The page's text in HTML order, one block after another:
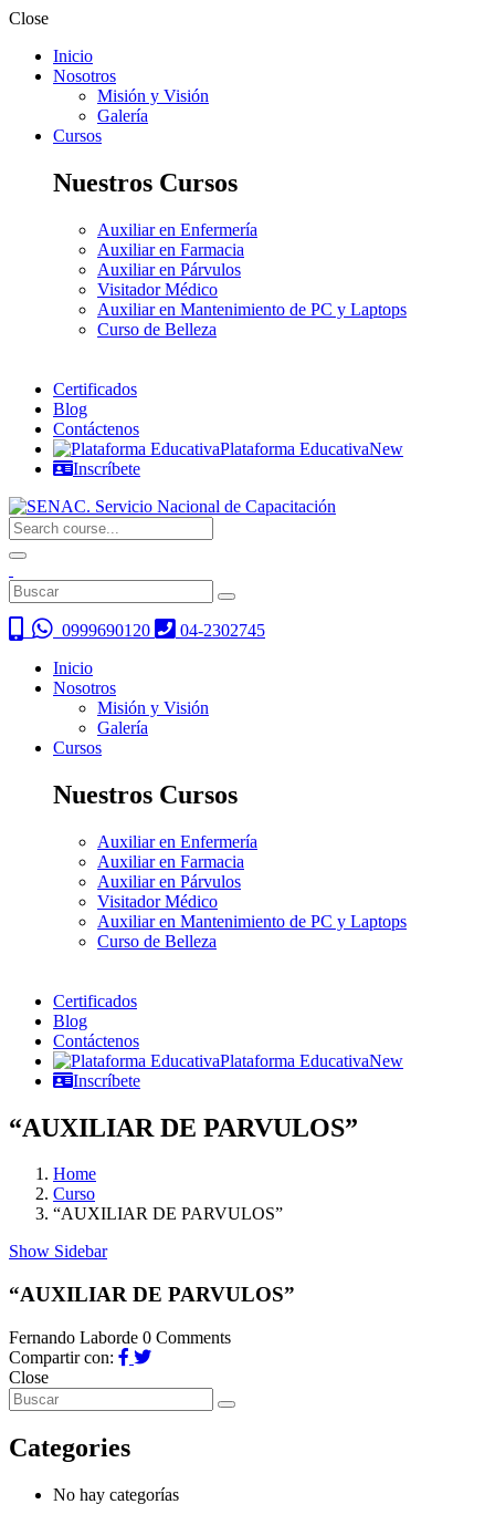
Close
Inicio
Nosotros
Misión y Visión
Galería
Cursos
Nuestros Cursos
Auxiliar en Enfermería
Auxiliar en Farmacia
Auxiliar en Párvulos
Visitador Médico
Auxiliar en Mantenimiento de PC y Laptops
Curso de Belleza
Certificados
Blog
Contáctenos
Plataforma EducativaNew
Inscríbete
0999690120
04-2302745
Inicio
Nosotros
Misión y Visión
Galería
Cursos
Nuestros Cursos
Auxiliar en Enfermería
Auxiliar en Farmacia
Auxiliar en Párvulos
Visitador Médico
Auxiliar en Mantenimiento de PC y Laptops
Curso de Belleza
Certificados
Blog
Contáctenos
Plataforma EducativaNew
Inscríbete
“AUXILIAR DE PARVULOS”
Home
Curso
“AUXILIAR DE PARVULOS”
Show Sidebar
“AUXILIAR DE PARVULOS”
Fernando Laborde 0 Comments
Compartir con:
Close
Categories
No hay categorías